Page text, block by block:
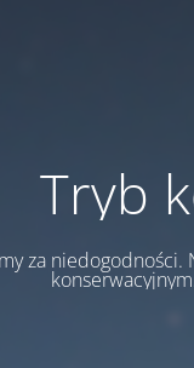
Tryb
za